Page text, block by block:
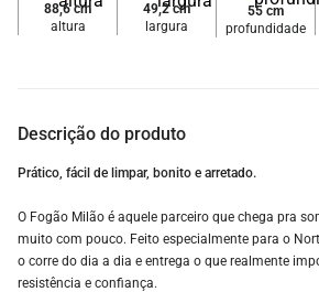
88,6 cm
altura
49,2 cm
largura
55 cm
profundidade
Descrição do produto
Prático, fácil de limpar, bonito e arretado.
O Fogão Milão é aquele parceiro que chega pra
muito com pouco. Feito especialmente para o
o corre do dia a dia e entrega o que realmente
resistência e confiança.